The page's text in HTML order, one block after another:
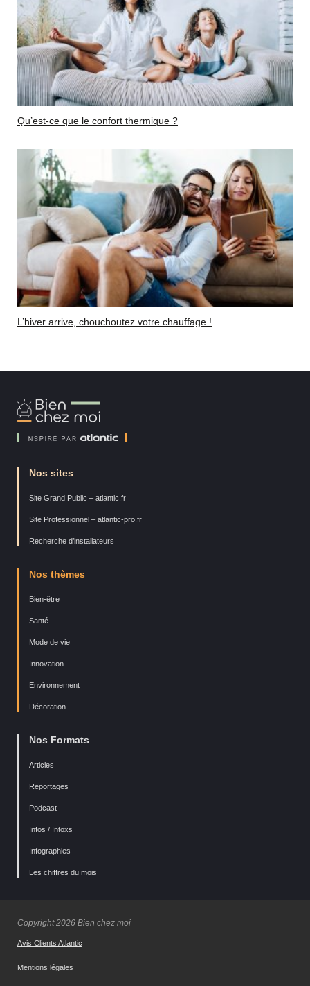
Qu’est-ce que le confort thermique ?
L’hiver arrive, chouchoutez votre chauffage !
Bien
Chez
Nos sites
Site Grand Public – atlantic.fr
Site Professionnel – atlantic-pro.fr
Recherche d’installateurs
Nos thèmes
Bien-être
Santé
Mode de vie
Innovation
Environnement
Décoration
Nos Formats
Articles
Reportages
Podcast
Infos / Intoxs
Infographies
Les chiffres du mois
Copyright 2026 Bien chez moi
Avis Clients Atlantic
Mentions légales